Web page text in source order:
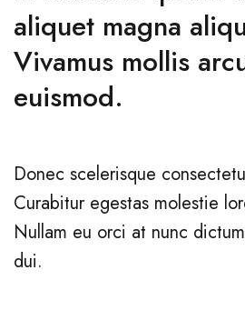
aliquet magna
Vivamus mollis
euismod.
Donec scelerisque
Curabitur egestas molestie
Nullam eu orci at nunc
dui.